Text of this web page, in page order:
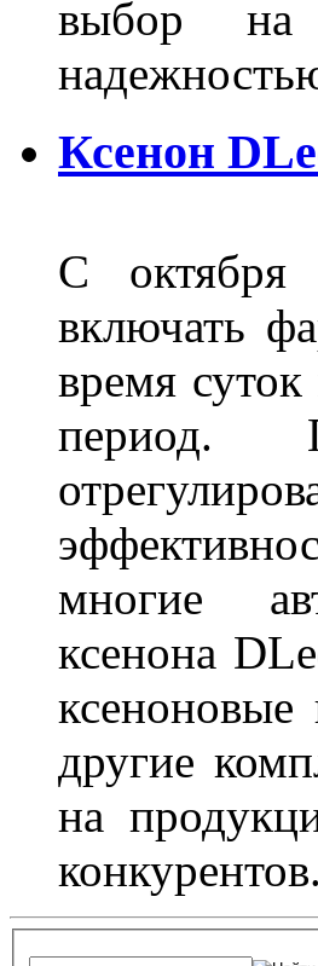
выбор на
Ксенон
С октября
включать
время
период.
многие
ксенона
другие
на
конкурентов.